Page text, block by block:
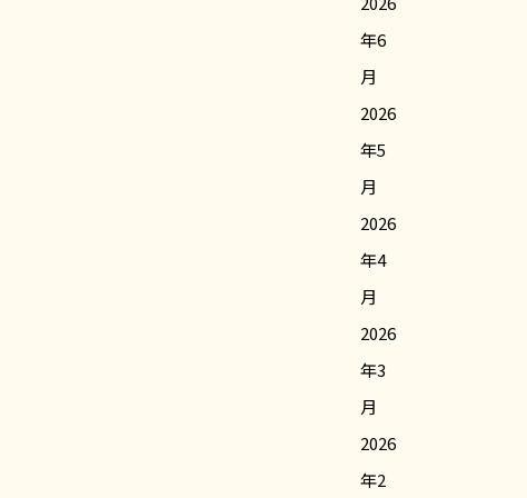
年6
月
2026
年5
月
2026
年4
月
2026
年3
月
2026
年2